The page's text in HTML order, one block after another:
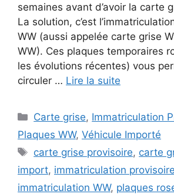
semaines avant d’avoir la carte
La solution, c’est
WW (aussi appelée carte grise
WW). Ces plaques temporaires
les évolutions récentes) vous
circuler … Lire la suite
Catégories
Carte grise, Immatriculation
Plaques WW, Véhicule Importé
Étiquettes
carte grise provisoire, carte
import, immatriculation
immatriculation WW, plaques